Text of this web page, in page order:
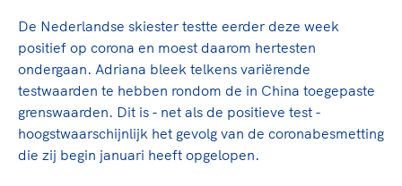
Nieuwspagina
Columns
Sport gaat niet vanzelf
Clubacties
Handboek Wet- en Regelgeving
Opleidingen en trainingen
High5 Stappenplan
Topsportbeleid
Topsportfinanciering
Maatschappelijke waarde topsport
Top teamsportcompetities
De Nederlandse skiester testte eerder deze week
positief op corona en moest daarom hertesten
ondergaan. Adriana bleek telkens variërende
testwaarden te hebben rondom de in China toegepaste
grenswaarden. Dit is - net als de positieve test -
hoogstwaarschijnlijk het gevolg van de coronabesmetting
die zij begin januari heeft opgelopen.